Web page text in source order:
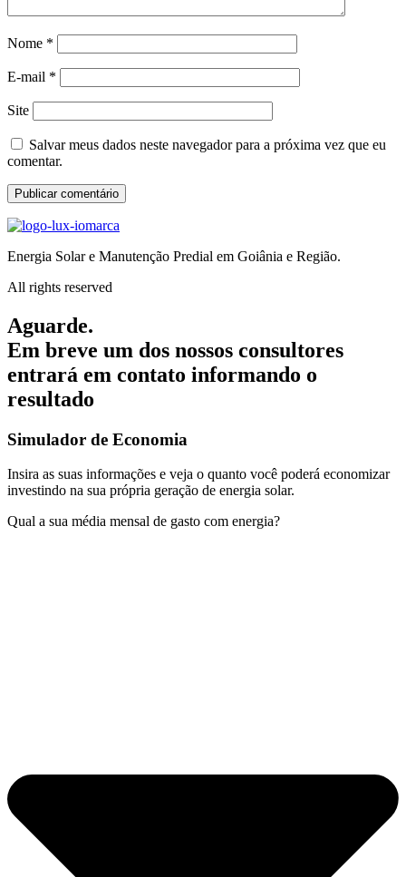
Nome *
E-mail *
Site
Salvar meus dados neste navegador para a próxima vez que eu
comentar.
Energia Solar e Manutenção Predial em Goiânia e Região.
All rights reserved
Aguarde.
Em breve um dos nossos consultores
entrará em contato informando o
resultado
Simulador de Economia
Insira as suas informações e veja o quanto você poderá economizar
investindo na sua própria geração de energia solar.
Qual a sua média mensal de gasto com energia?